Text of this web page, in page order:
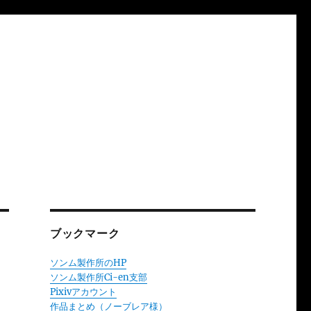
ブックマーク
ソンム製作所のHP
ソンム製作所Ci-en支部
Pixivアカウント
作品まとめ（ノーブレア様）